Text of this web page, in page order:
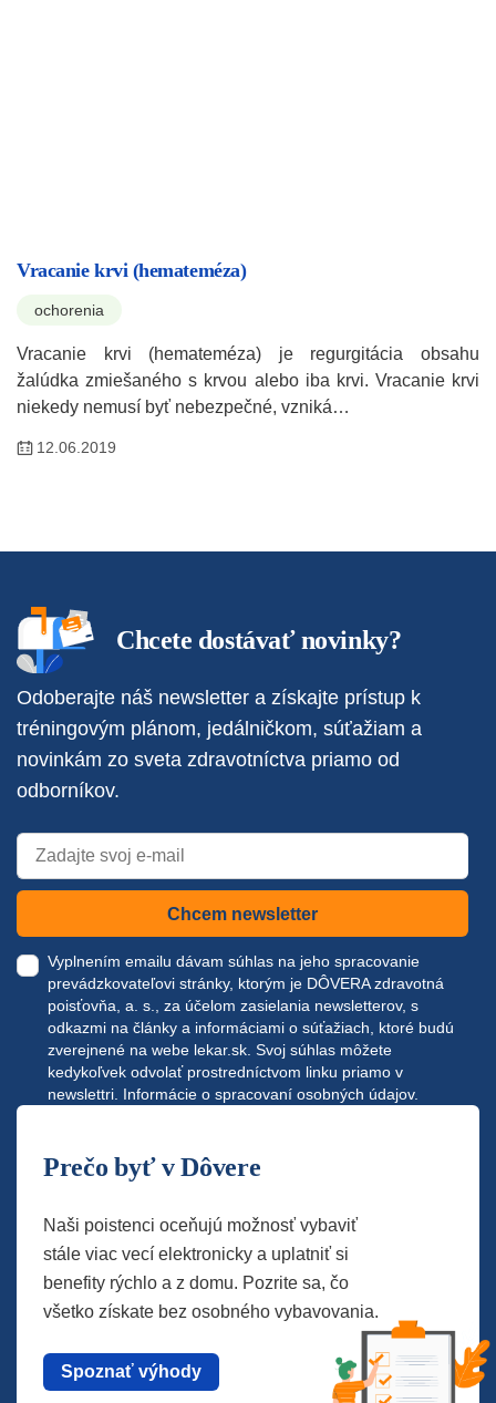
Vracanie krvi (hemateméza)
ochorenia
Vracanie krvi (hemateméza) je regurgitácia obsahu
žalúdka zmiešaného s krvou alebo iba krvi. Vracanie krvi
niekedy nemusí byť nebezpečné, vzniká…
12.06.2019
Chcete dostávať novinky?
Odoberajte náš newsletter a získajte prístup k
tréningovým plánom, jedálničkom, súťažiam a
novinkám zo sveta zdravotníctva priamo od
odborníkov.
Chcem newsletter
Vyplnením emailu dávam súhlas na jeho spracovanie
prevádzkovateľovi stránky, ktorým je DÔVERA zdravotná
poisťovňa, a. s., za účelom zasielania newsletterov, s
odkazmi na články a informáciami o súťažiach, ktoré budú
zverejnené na webe lekar.sk . Svoj súhlas môžete
kedykoľvek odvolať prostredníctvom linku priamo v
newslettri. Informácie o spracovaní osobných údajov.
Prečo byť v Dôvere
Naši poistenci oceňujú možnosť vybaviť
stále viac vecí elektronicky a uplatniť si
benefity rýchlo a z domu. Pozrite sa, čo
všetko získate bez osobného vybavovania.
Spoznať výhody